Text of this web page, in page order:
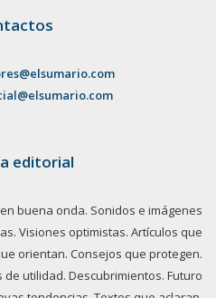
editorial
buena onda. Sonidos e imágenes
Visiones optimistas. Artículos que
orientan. Consejos que protegen.
utilidad. Descubrimientos. Futuro